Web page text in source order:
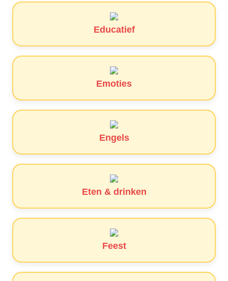
Educatief
Emoties
Engels
Eten & drinken
Feest